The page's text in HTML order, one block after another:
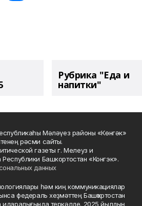
Рубрика "Еда и
напитки"
Мәләүез районы «Көнгәк»
рәсми сайты.
газеты г. Мелеуз и
Башкортостан «Конгэк».
данных
һәм киң коммуникациялар
федераль хеҙмәттең Башҡортостан
теркәлде. 2025 йылдың